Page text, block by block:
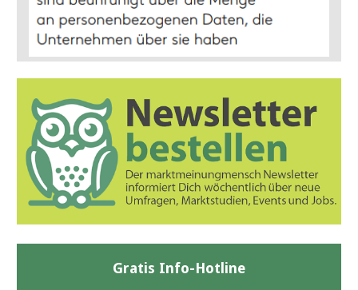
Gratis Info-Hotline